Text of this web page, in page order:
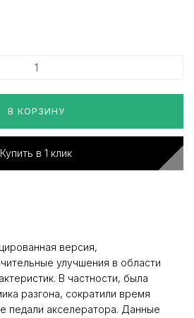
В КОРЗИНУ
Купить в 1 клик
версия,
улучшения в области
В частности, была
разгона, сократили время
педали акселератора. Данные